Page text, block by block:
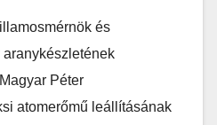
és
Péter
atomerőmű leállításának